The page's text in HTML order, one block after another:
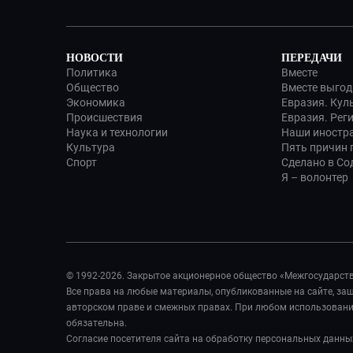
НОВОСТИ
Политика
Общество
Экономика
Происшествия
Наука и технологии
Культура
Спорт
ПЕРЕДАЧИ
Вместе
Вместе
Евразия.
Евразия.
Наши
Пять причин
Сделано в
Я – волонтер
© 1992-2026. Закрытое акционерное общество
Все права на любые материалы, опубликованные на сайте,
авторском праве и смежных правах. При любом
обязательна.
Согласие посетителя сайта на обработку персональных